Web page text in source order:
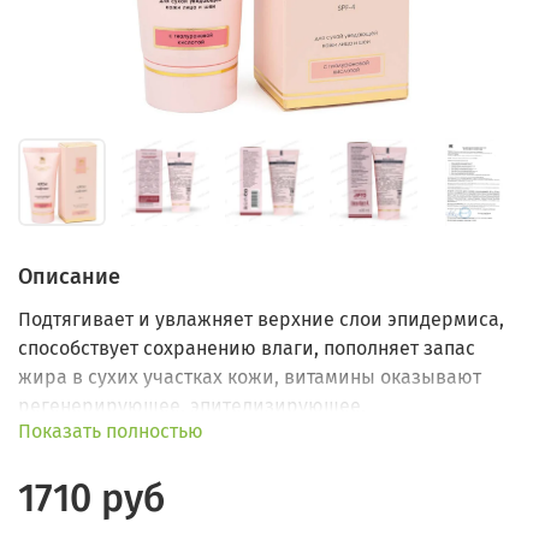
Описание
Подтягивает и увлажняет верхние слои эпидермиса,
способствует сохранению влаги, пополняет запас
жира в сухих участках кожи, витамины оказывают
регенерирующее, эпителизирующее,
омолаживающее действие, SPF-4 защищает кожу от
Показать полностью
1710 руб